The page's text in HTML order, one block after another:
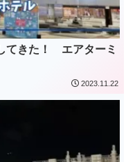
てきた！ エアターミ
2023.11.22